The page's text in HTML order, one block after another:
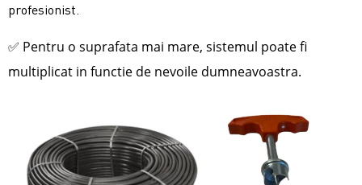
profesionist.
✅ Pentru o suprafata mai mare, sistemul poate fi
multiplicat in functie de nevoile dumneavoastra.